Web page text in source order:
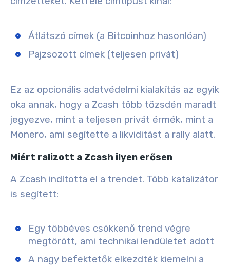
Átlátszó címek (a Bitcoinhoz hasonlóan)
Pajzsozott címek (teljesen privát)
Ez az opcionális adatvédelmi kialakítás az egyik
oka annak, hogy a Zcash több tőzsdén maradt
jegyezve, mint a teljesen privát érmék, mint a
Monero, ami segítette a likviditást a rally alatt.
Miért ralizott a Zcash ilyen erősen
A Zcash indította el a trendet. Több katalizátor
is segített:
Egy többéves csökkenő trend végre
megtörött, ami technikai lendületet adott
A nagy befektetők elkezdték kiemelni a